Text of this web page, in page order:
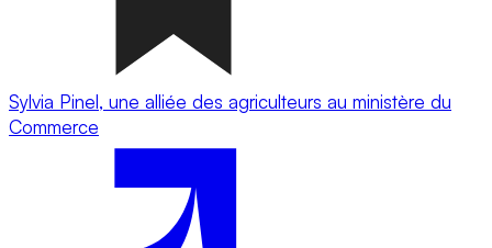
Sylvia Pinel, une alliée des agriculteurs au ministère du
Commerce